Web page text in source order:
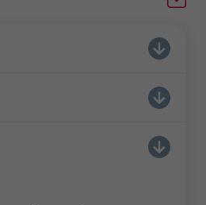
vos interventions
sur le long terme.